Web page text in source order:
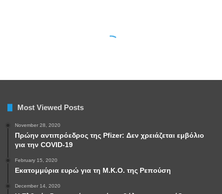
Most Viewed Posts
November 28, 2020
Πρώην αντιπρόεδρος της Pfizer: Δεν χρειάζεται εμβόλιο
για την COVID-19
February 15, 2020
Εκατομμύρια ευρώ για τη Μ.Κ.Ο. της Ρεπούση
December 14, 2020